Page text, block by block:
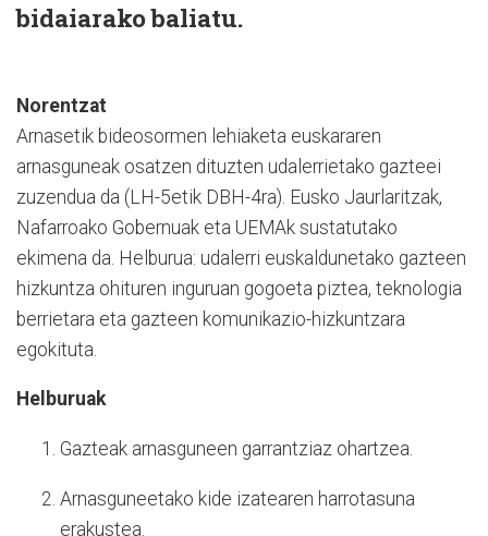
bidaiarako baliatu.
Norentzat
Arnasetik bideosormen lehiaketa euskararen
arnasguneak osatzen dituzten udalerrietako gazteei
zuzendua da (LH-5etik DBH-4ra). Eusko Jaurlaritzak,
Nafarroako Gobernuak eta UEMAk sustatutako
ekimena da. Helburua: udalerri euskaldunetako gazteen
hizkuntza ohituren inguruan gogoeta piztea, teknologia
berrietara eta gazteen komunikazio-hizkuntzara
egokituta.
Helburuak
Gazteak arnasguneen garrantziaz ohartzea.
Arnasguneetako kide izatearen harrotasuna
erakustea.